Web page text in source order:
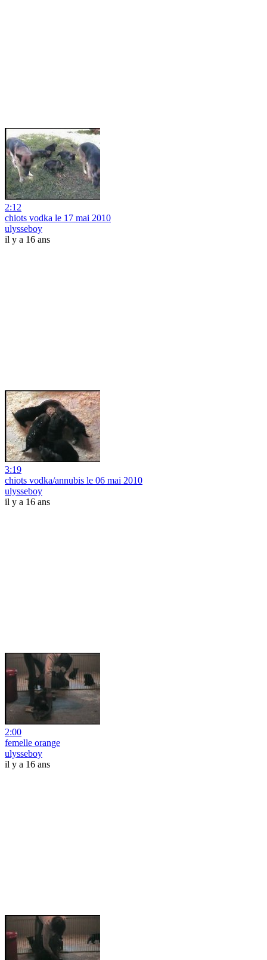
2:12
chiots vodka le 17 mai 2010
ulysseboy
il y a 16 ans
3:19
chiots vodka/annubis le 06 mai 2010
ulysseboy
il y a 16 ans
2:00
femelle orange
ulysseboy
il y a 16 ans